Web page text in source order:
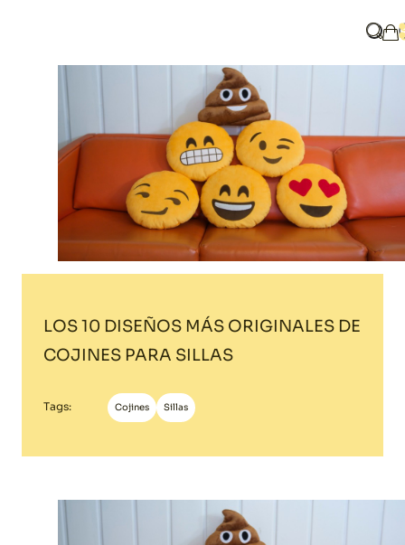
¿Qué
LOS 10 DISEÑOS MÁS ORIGINALES DE COJINES PARA
LOS 10 DISEÑOS MÁS ORIGINALES DE
COJINES PARA SILLAS
Tags: Cojines Sillas